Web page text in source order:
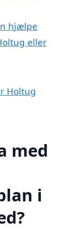
hjælpe
eller
Holtug
med
i